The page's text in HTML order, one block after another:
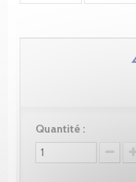
Quantité :